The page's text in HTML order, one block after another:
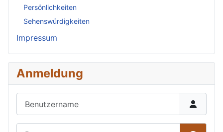
Persönlichkeiten
Sehenswürdigkeiten
Impressum
Anmeldung